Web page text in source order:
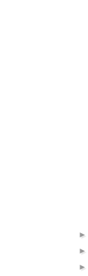
►
►
►